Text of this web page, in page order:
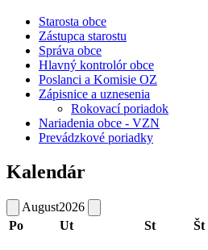
Starosta obce
Zástupca starostu
Správa obce
Hlavný kontrolór obce
Poslanci a Komisie OZ
Zápisnice a uznesenia
Rokovací poriadok
Nariadenia obce - VZN
Prevádzkové poriadky
Kalendár
August2026
Po
Ut St Št